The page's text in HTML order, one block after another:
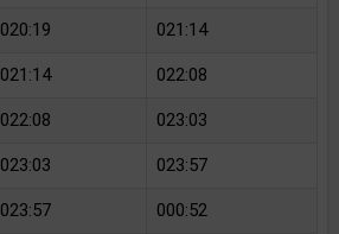
020:19 021:14
021:14 022:08
022:08 023:03
023:03 023:57
023:57 000:52